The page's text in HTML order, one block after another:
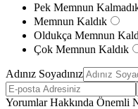
Pek Memnun
Memnun Kaldık
Oldukça Memnun
Çok Memnun Kaldık
Adınız Soyadınız
Yorumlar Hakkında Önemli